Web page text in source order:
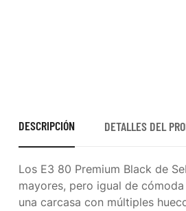
DESCRIPCIÓN DETALLES DEL
Los E3 80 Premium Black de
mayores, pero igual de
una carcasa con múltiples